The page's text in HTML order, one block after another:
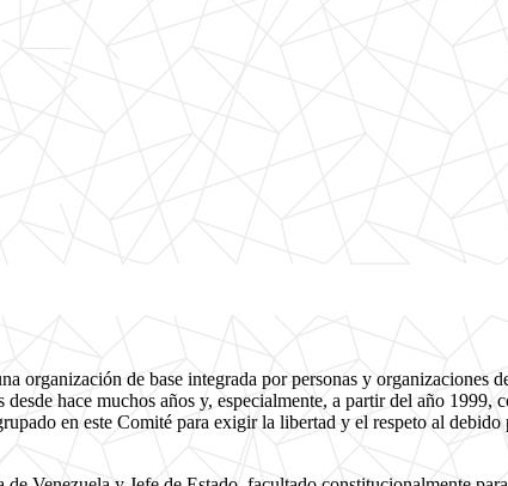
organización de base integrada por personas y organizaciones
hace muchos años y, especialmente, a partir del año
en este Comité para exigir la libertad y el respeto al